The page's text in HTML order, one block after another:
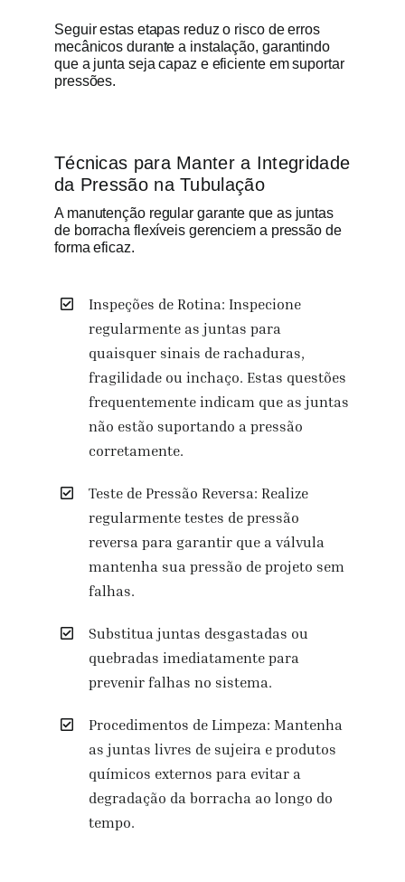
Seguir estas etapas reduz o risco de erros
mecânicos durante a instalação, garantindo
que a junta seja capaz e eficiente em suportar
pressões.
Técnicas para Manter a Integridade
da Pressão na Tubulação
A manutenção regular garante que as juntas
de borracha flexíveis gerenciem a pressão de
forma eficaz.
Inspeções de Rotina: Inspecione
regularmente as juntas para
quaisquer sinais de rachaduras,
fragilidade ou inchaço. Estas questões
frequentemente indicam que as juntas
não estão suportando a pressão
corretamente.
Teste de Pressão Reversa: Realize
regularmente testes de pressão
reversa para garantir que a válvula
mantenha sua pressão de projeto sem
falhas.
Substitua juntas desgastadas ou
quebradas imediatamente para
prevenir falhas no sistema.
Procedimentos de Limpeza: Mantenha
as juntas livres de sujeira e produtos
químicos externos para evitar a
degradação da borracha ao longo do
tempo.